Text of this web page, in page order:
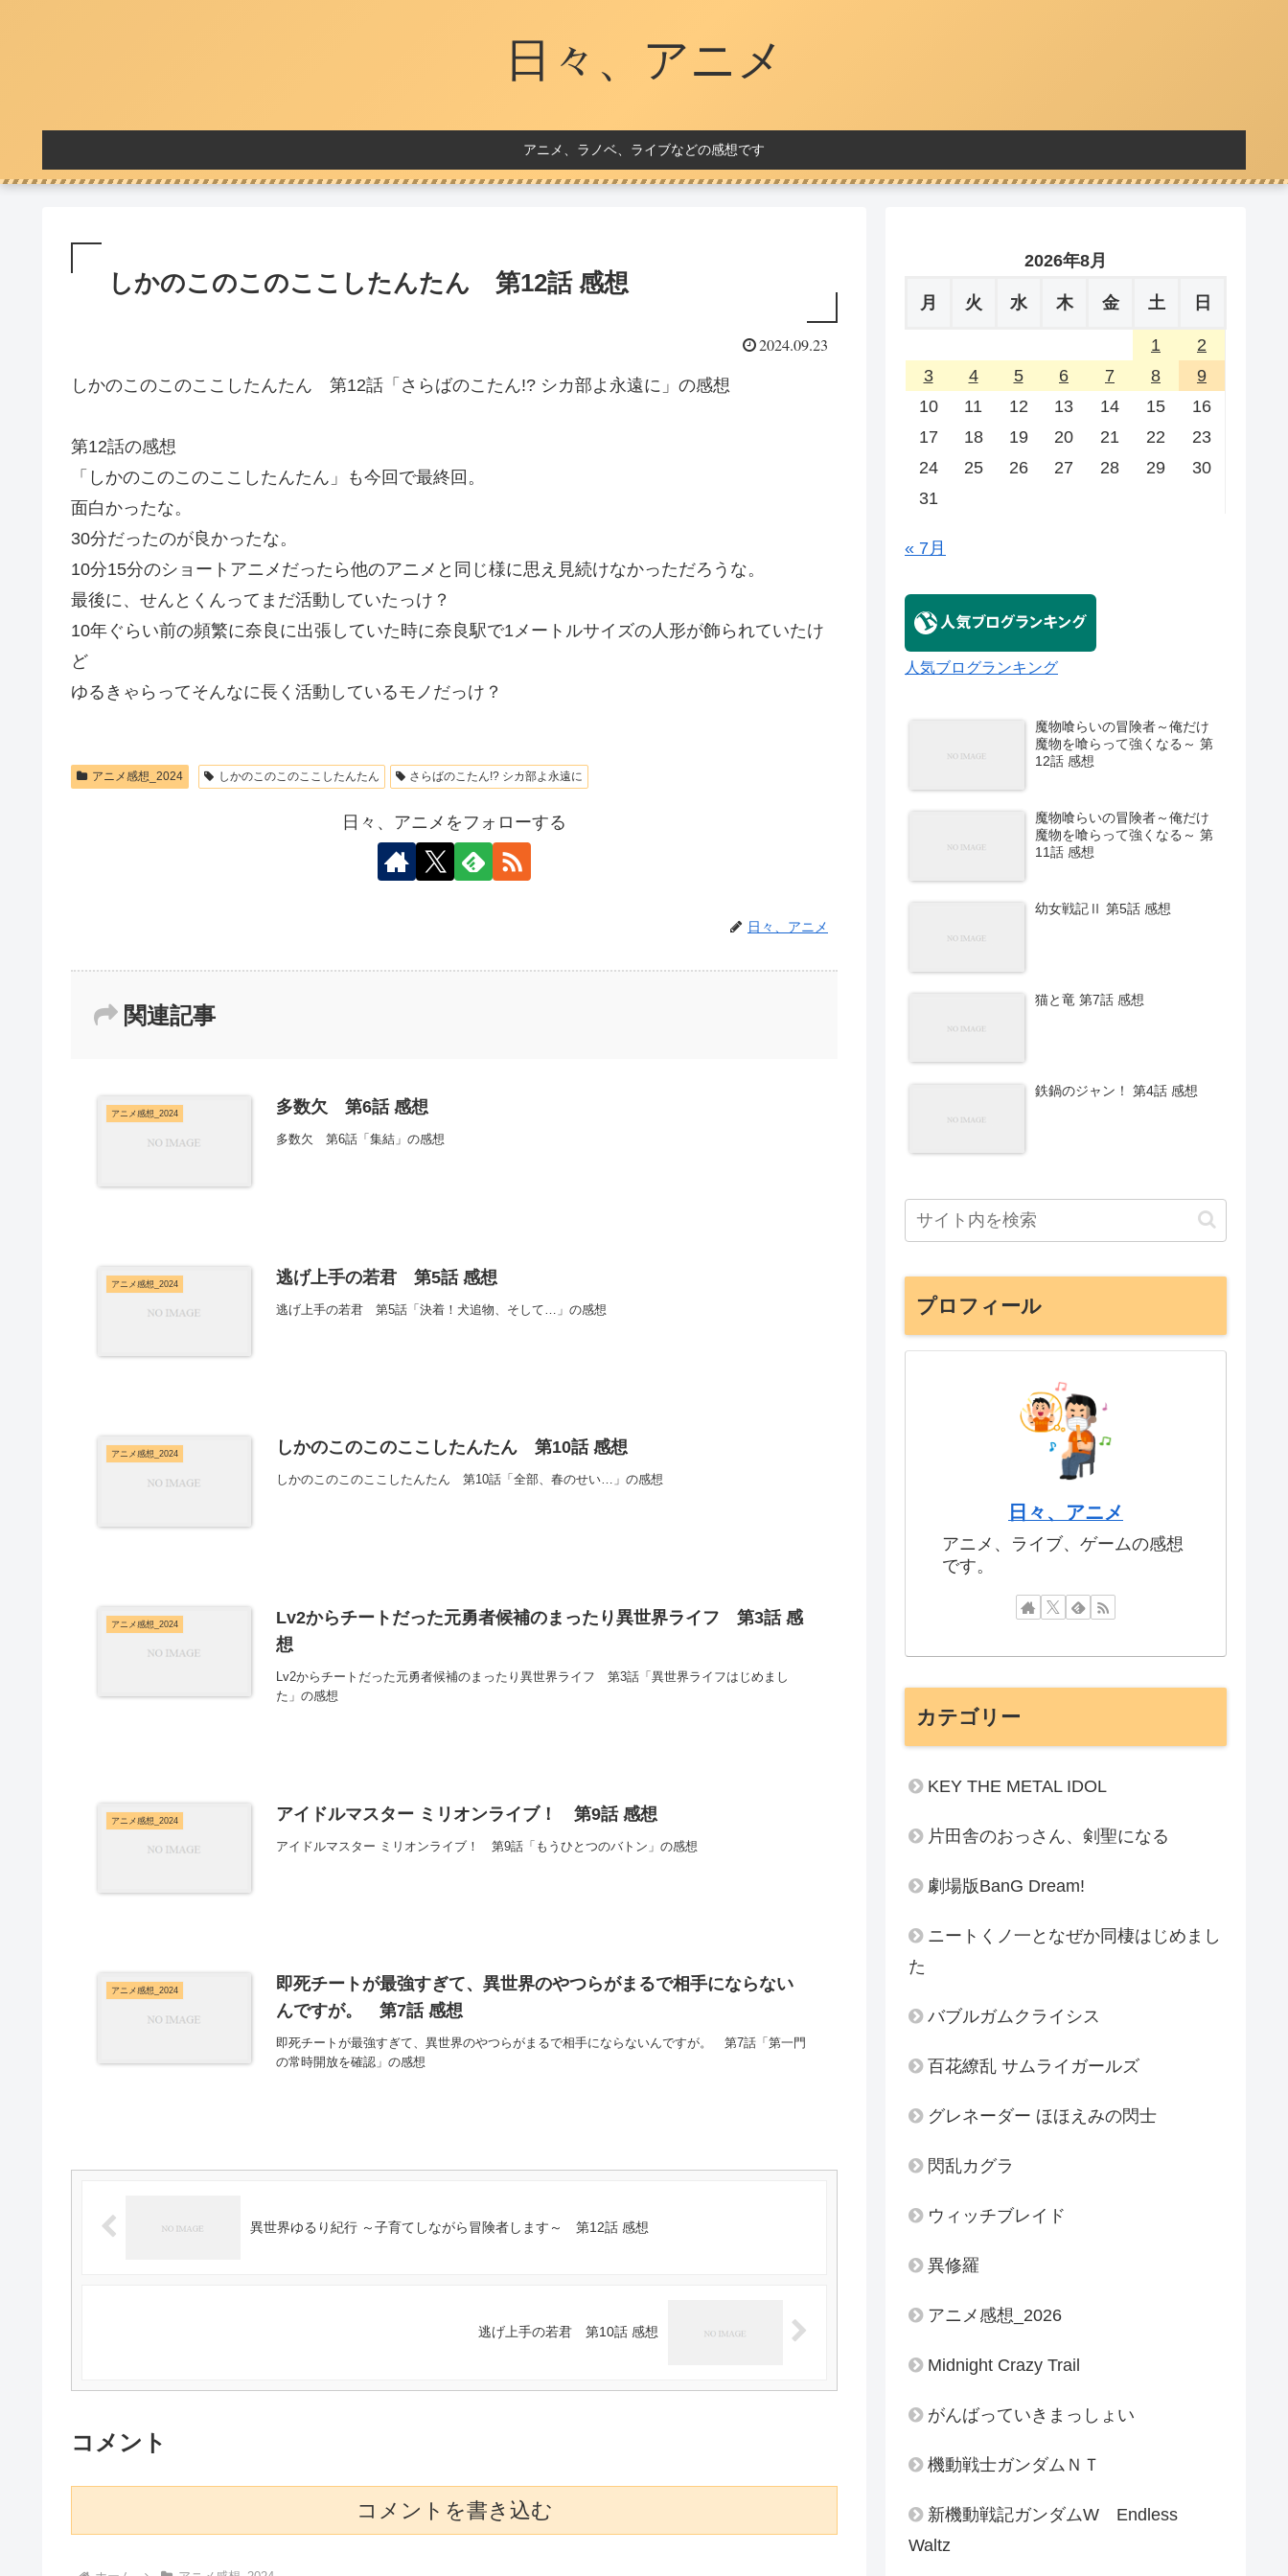
日々、アニメ
アニメ、ラノベ、ライブなどの感想です
しかのこのこのここしたんたん 第12話 感想
2024.09.23
しかのこのこのここしたんたん 第12話「さらばのこたん!? シカ部よ永遠に」の感想
第12話の感想
「しかのこのこのここしたんたん」も今回で最終回。
面白かったな。
30分だったのが良かったな。
10分15分のショートアニメだったら他のアニメと同じ様に思え見続けなかっただろうな。
最後に、せんとくんってまだ活動していたっけ？
10年ぐらい前の頻繁に奈良に出張していた時に奈良駅で1メートルサイズの人形が飾られていたけ
ど
ゆるきゃらってそんなに長く活動しているモノだっけ？
アニメ感想_2024 しかのこのこのここしたんたん さらばのこたん!? シカ部よ永遠に
日々、アニメをフォローする
日々、アニメ
関連記事
アニメ感想_2024 多数欠 第6話 感想
多数欠 第6話「集結」の感想
アニメ感想_2024 逃げ上手の若君 第5話 感想
逃げ上手の若君 第5話「決着！犬追物、そして…」の感想
アニメ感想_2024 しかのこのこのここしたんたん 第10話 感想
しかのこのこのここしたんたん 第10話「全部、春のせい…」の感想
アニメ感想_2024
Lv2からチートだった元勇者候補のまったり異世界ライフ 第3話 感
想
Lv2からチートだった元勇者候補のまったり異世界ライフ 第3話「異世界ライフはじめまし
た」の感想
アニメ感想_2024 アイドルマスター ミリオンライブ！ 第9話 感想
アイドルマスター ミリオンライブ！ 第9話「もうひとつのバトン」の感想
アニメ感想_2024
即死チートが最強すぎて、異世界のやつらがまるで相手にならない
んですが。 第7話 感想
即死チートが最強すぎて、異世界のやつらがまるで相手にならないんですが。 第7話「第一門
の常時開放を確認」の感想
異世界ゆるり紀行 ～子育てしながら冒険者します～ 第12話 感想
逃げ上手の若君 第10話 感想
コメント
コメントを書き込む
2026年8月
月 火 水 木 金 土 日
1
2
3
4 5 6 7 8
9
10
11 12 13 14 15
16
17
18 19 20 21 22
23
24
25 26 27 28 29
30
31
« 7月
人気ブログランキング
魔物喰らいの冒険者～俺だけ
魔物を喰らって強くなる～ 第
12話 感想
魔物喰らいの冒険者～俺だけ
魔物を喰らって強くなる～ 第
11話 感想
幼女戦記Ⅱ 第5話 感想
猫と竜 第7話 感想
鉄鍋のジャン！ 第4話 感想
プロフィール
日々、アニメ
アニメ、ライブ、ゲームの感想
です。
カテゴリー
KEY THE METAL IDOL
片田舎のおっさん、剣聖になる
劇場版BanG Dream!
ニートくノ一となぜか同棲はじめまし
た
バブルガムクライシス
百花繚乱 サムライガールズ
グレネーダー ほほえみの閃士
閃乱カグラ
ウィッチブレイド
異修羅
アニメ感想_2026
Midnight Crazy Trail
がんばっていきまっしょい
機動戦士ガンダムＮＴ
新機動戦記ガンダムW Endless
Waltz